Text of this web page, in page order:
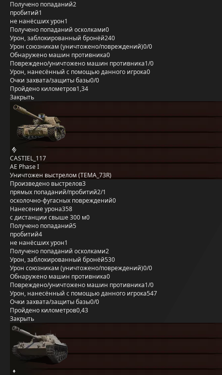
Получено попаданий2
пробитий1
не нанёсших урон1
Получено попаданий осколками0
Урон, заблокированный бронёй240
Урон союзникам (уничтожено/повреждений)0/0
Обнаружено машин противника0
Повреждено/уничтожено машин противника1/0
Урон, нанесённый с помощью данного игрока0
Очки захвата/защиты базы0/0
Пройдено километров1,34
Закрыть
CASTIEL_117
AE Phase I
Уничтожен выстрелом (TEMA_73R)
Произведено выстрелов3
прямых попаданий/пробитий2/1
осколочно-фугасных повреждений0
Нанесение урона358
с дистанции свыше 300 м0
Получено попаданий5
пробитий4
не нанёсших урон1
Получено попаданий осколками2
Урон, заблокированный бронёй530
Урон союзникам (уничтожено/повреждений)0/0
Обнаружено машин противника0
Повреждено/уничтожено машин противника1/0
Урон, нанесённый с помощью данного игрока547
Очки захвата/защиты базы0/0
Пройдено километров0,43
Закрыть